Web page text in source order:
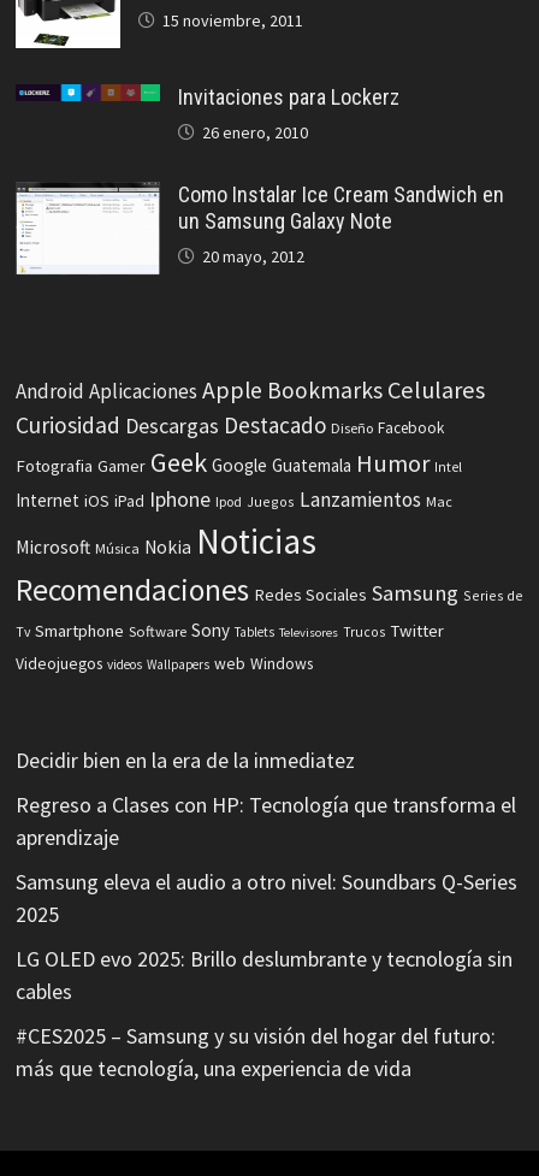
15 noviembre, 2011
Invitaciones para Lockerz
26 enero, 2010
Como Instalar Ice Cream Sandwich en
un Samsung Galaxy Note
20 mayo, 2012
Android Aplicaciones Apple Bookmarks Celulares
Curiosidad Descargas Destacado Diseño Facebook
Fotografia Gamer Geek Google Guatemala Humor Intel
Internet iOS iPad Iphone Ipod Juegos Lanzamientos Mac
Microsoft Música Nokia Noticias
Recomendaciones Redes Sociales Samsung Series de
Tv Smartphone Software Sony Tablets Televisores Trucos Twitter
Videojuegos videos Wallpapers web Windows
Decidir bien en la era de la inmediatez
Regreso a Clases con HP: Tecnología que transforma el
aprendizaje
Samsung eleva el audio a otro nivel: Soundbars Q-Series
2025
LG OLED evo 2025: Brillo deslumbrante y tecnología sin
cables
#CES2025 – Samsung y su visión del hogar del futuro:
más que tecnología, una experiencia de vida